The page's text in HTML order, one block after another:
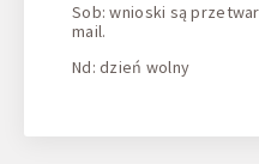
Sob: wnioski są
mail.
Nd: dzień wolny